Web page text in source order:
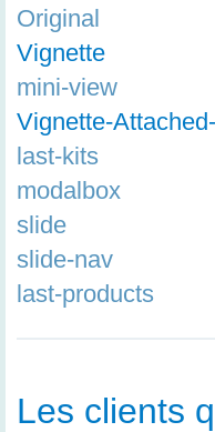
Original
Vignette
mini-view
Vignette-
last-kits
modalbox
slide
slide-nav
last-products
Les clients